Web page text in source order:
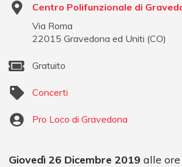
Centro Polifunzionale di
Via Roma
22015 Gravedona ed Uniti (CO)
Gratuito
Concerti
Pro Loco di Gravedona
Giovedì 26 Dicembre 2019 alle